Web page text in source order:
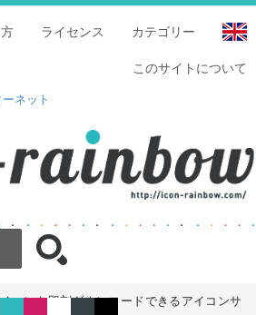
カテゴリー
ライセンス
このサイトについて
ネット
コンを即刻ダウンロードできるアイコンサ